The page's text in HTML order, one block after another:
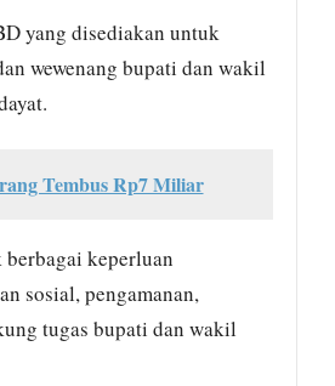
yang disediakan untuk
wewenang bupati dan wakil
Tembus Rp7 Miliar
keperluan
sosial, pengamanan,
tugas bupati dan wakil